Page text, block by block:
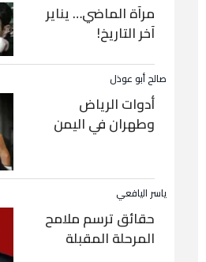
مرآة الماضي… يناير
آخر التاريخ!
صالح أبو عوذل
أدوات الرياض
وطهران في اليمن
ياسر اليافعي
حقائق ترسم ملامح
المرحلة المقبلة